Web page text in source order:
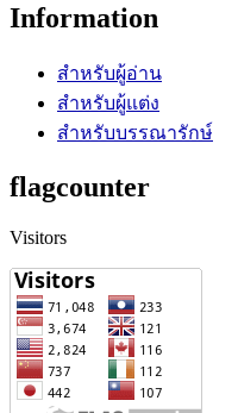
Information
สำหรับผู้อ่าน
สำหรับผู้แต่ง
สำหรับบรรณารักษ์
flagcounter
Visitors